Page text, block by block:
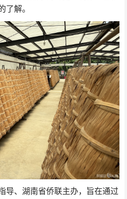
了解。
导、湖南省侨联主办，旨在通过